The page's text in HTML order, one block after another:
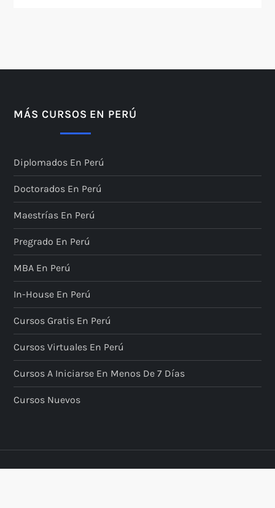
MÁS CURSOS EN PERÚ
Diplomados En Perú
Doctorados En Perú
Maestrías En Perú
Pregrado En Perú
MBA En Perú
In-House En Perú
Cursos Gratis En Perú
Cursos Virtuales En Perú
Cursos A Iniciarse En Menos De 7 Días
Cursos Nuevos